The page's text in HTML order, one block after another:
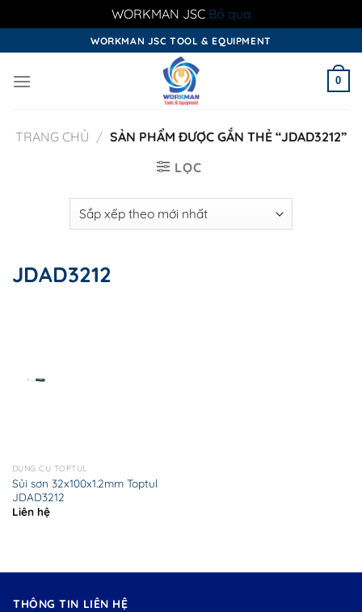
WORKMAN JSC Bỏ qua
to
content
WORKMAN JSC TOOL & EQUIPMENT
0
TRANG CHỦ / SẢN PHẨM ĐƯỢC GẮN THẺ “JDAD3212”
LỌC
JDAD3212
DỤNG CỤ TOPTUL
Sủi sơn 32x100x1.2mm Toptul
JDAD3212
Liên hệ
THÔNG TIN LIÊN HỆ